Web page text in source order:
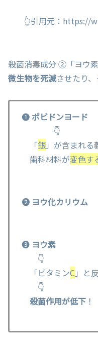
👆引用元：https://
殺菌消毒成分 ②「ヨウ
微生物を死滅させたり、
❶ポビドンヨード
👇
「銀」が含まれる
歯科材料が変色す
❷ ヨウ化カリウム
❸ ヨウ素
👇
「ビタミンC 」と
👇
殺菌作用が低下 ！